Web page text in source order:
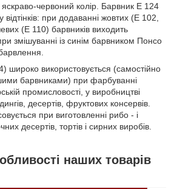
червоний колір. Барвник E 124
відтінків: при додаванні жовтих (E 102,
(E 110) барвників виходить
змішуванні із синім барвником Понсо
широко використовується (самостійно
барвниками) при фарбуванні
промисловості, у виробництві
десертів, фруктових консервів.
при виготовленні рибо - і
десертів, тортів і сирних виробів.
наших товарів